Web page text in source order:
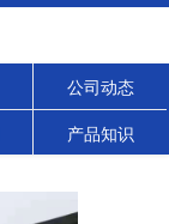
公司动态
产品知识